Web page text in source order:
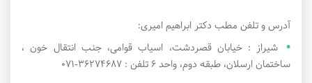
آدرس و تلفن مطب دکتر ابراهیم امیری:
شیراز : خیابان قصردشت، اسیاب قوامی، جنب انتقال خون ،
ساختمان ارسلان، طبقه دوم، واحد ۶ تلفن : ۳۶۲۷۴۶۸۷-071